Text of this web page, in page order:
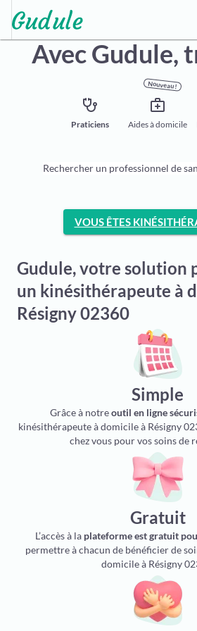
Avec Gudule,
stethoscope
Praticiens
Nouveau !
medical_services
Aides à domicile
Rechercher un professionnel de
VOUS ÊTES
Gudule, votre solution
un kinésithérapeute à
Résigny 02360
Simple
Grâce à notreoutil en ligne
kinésithérapeute à domicile à Résigny
chez vous pour vos soins de
Gratuit
L’accès à la plateforme est gratuit
permettre à chacun de bénéficier de
domicile à Résigny